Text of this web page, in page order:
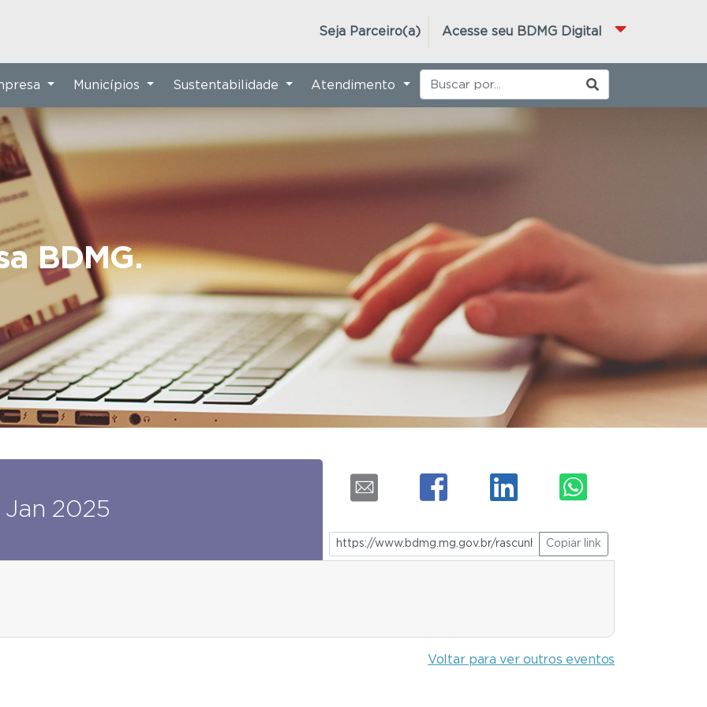
Acesse seu BDMG Digital
Seja Parceiro(a)
BDMG.
Municípios Sustentabilidade Atendimento
Jan 2025
Copiar link
Voltar para ver outros eventos